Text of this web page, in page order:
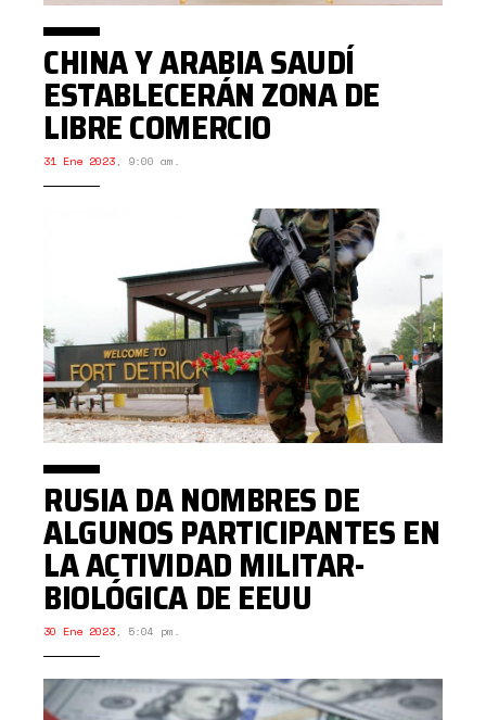
CHINA Y ARABIA SAUDÍ
ESTABLECERÁN ZONA DE
LIBRE COMERCIO
31 Ene 2023, 9:00 am.
RUSIA DA NOMBRES DE
ALGUNOS PARTICIPANTES EN
LA ACTIVIDAD MILITAR-
BIOLÓGICA DE EEUU
30 Ene 2023, 5:04 pm.